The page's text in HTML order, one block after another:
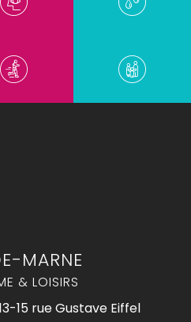
MARNE
& LOISIRS
15 rue Gustave Eiffel